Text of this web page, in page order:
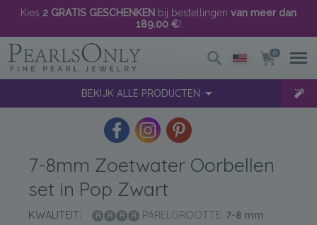
Kies 2 GRATIS GESCHENKEN bij bestellingen van meer dan
189.00 €!
0
BEKIJK ALLE PRODUCTEN
7-8mm Zoetwater Oorbellen
set in Pop Zwart
KWALITEIT: PARELGROOTTE: 7-8 mm